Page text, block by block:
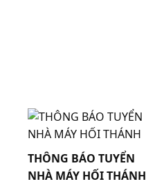
THÔNG BÁO TUYỂN
NHÀ MÁY HỐI THÁNH